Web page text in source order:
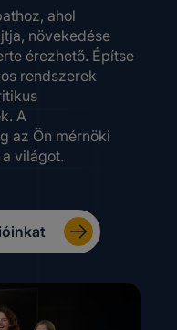
ahol
növekedése
érezhető. Építse
rendszerek
A
az Ön mérnöki
világot.